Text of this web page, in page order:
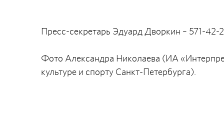
Пресс-секретарь Эдуард Дворкин – 571-42-
Фото Александра Николаева (ИА
культуре и спорту Санкт-Петербурга).